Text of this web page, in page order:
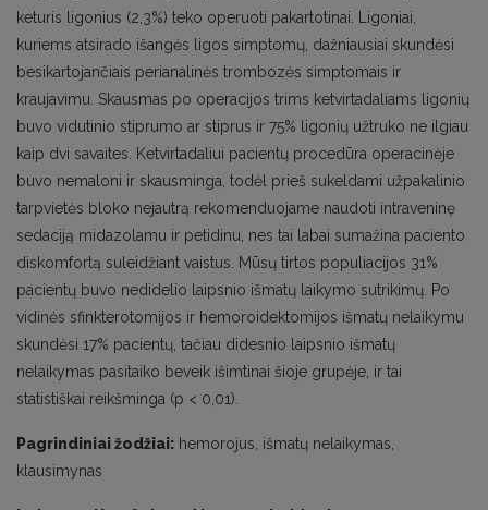
keturis ligonius (2,3%) teko operuoti pakartotinai. Ligoniai,
kuriems atsirado išangės ligos simptomų, dažniausiai skundėsi
besikartojančiais perianalinės trombozės simptomais ir
kraujavimu. Skausmas po operacijos trims ketvirtadaliams ligonių
buvo vidutinio stiprumo ar stiprus ir 75% ligonių užtruko ne ilgiau
kaip dvi savaites. Ketvirtadaliui pacientų procedūra operacinėje
buvo nemaloni ir skausminga, todėl prieš sukeldami užpakalinio
tarpvietės bloko nejautrą rekomenduojame naudoti intraveninę
sedaciją midazolamu ir petidinu, nes tai labai sumažina paciento
diskomfortą suleidžiant vaistus. Mūsų tirtos populiacijos 31%
pacientų buvo nedidelio laipsnio išmatų laikymo sutrikimų. Po
vidinės sfinkterotomijos ir hemoroidektomijos išmatų nelaikymu
skundėsi 17% pacientų, tačiau didesnio laipsnio išmatų
nelaikymas pasitaiko beveik išimtinai šioje grupėje, ir tai
statistiškai reikšminga (p < 0,01).
Pagrindiniai žodžiai: hemorojus, išmatų nelaikymas,
klausimynas